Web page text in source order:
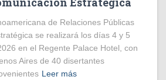
de Relaciones Públicas
se realizará los días 4 y 5
en el Regente Palace Hotel, con
Aires de 40 disertantes
Leer más